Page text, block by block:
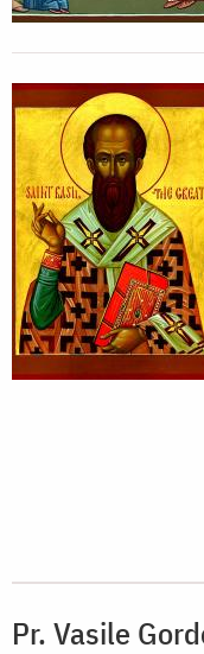
Pr. Vasile